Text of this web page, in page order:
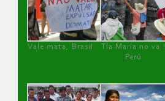
Vale mata, Brasil
Tía María no va !
Perú